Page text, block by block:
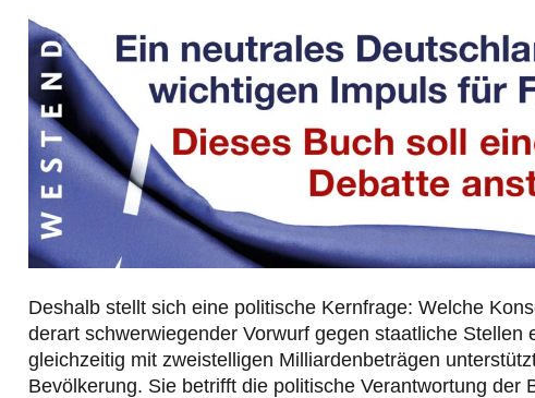
Deshalb stellt sich eine politische Kernfrage: Welche
derart schwerwiegender Vorwurf gegen staatliche
gleichzeitig mit zweistelligen Milliardenbeträgen
Bevölkerung. Sie betrifft die politische Verantwortung der